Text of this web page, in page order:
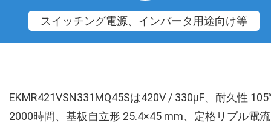
スイッチング電源、インバータ用途向け等
EKMR421VSN331MQ45Sは420V / 330µF、耐久性
2000時間、基板自立形 25.4×45 mm、定格リプル電流